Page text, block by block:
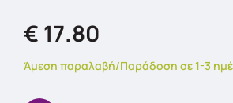
€ 17.80
Άμεση παραλαβή/Παράδοση σε 1-3